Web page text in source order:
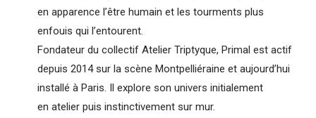
en apparence l’être humain et les tourments plus
enfouis qui l’entourent.
Fondateur du collectif Atelier Triptyque, Primal est actif
depuis 2014 sur la scène Montpelliéraine et aujourd’hui
installé à Paris. Il explore son univers initialement
en atelier puis instinctivement sur mur.